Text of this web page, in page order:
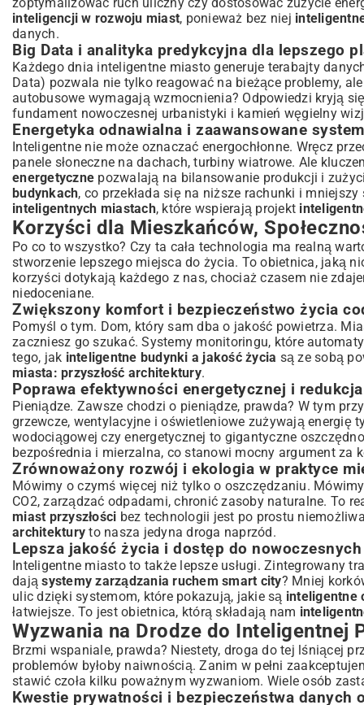
inteligencji w rozwoju miast, ponieważ bez niej
danych.
Big Data i analityka predykcyjna dla lepszego
Każdego dnia inteligentne miasto generuje terabajty
Data) pozwala nie tylko reagować na bieżące problemy,
autobusowe wymagają wzmocnienia? Odpowiedzi kryją
fundament nowoczesnej urbanistyki i kamień węgielny
Energetyka odnawialna i zaawansowane
Inteligentne nie może oznaczać energochłonne. Wręcz
panele słoneczne na dachach, turbiny wiatrowe. Ale
energetyczne pozwalają na bilansowanie produkcji i
budynkach, co przekłada się na niższe rachunki i
inteligentnych miastach, które wspierają projekt
Korzyści dla Mieszkańców,
Po co to wszystko? Czy ta cała technologia ma realną
stworzenie lepszego miejsca do życia. To obietnica, jaką
korzyści dotykają każdego z nas, chociaż czasem nie
niedoceniane.
Zwiększony komfort i bezpieczeństwo życia
Pomyśl o tym. Dom, który sam dba o jakość powietrza.
zaczniesz go szukać. Systemy monitoringu, które
tego, jak inteligentne budynki a jakość życia są ze sobą
miasta: przyszłość architektury.
Poprawa efektywności energetycznej i
Pieniądze. Zawsze chodzi o pieniądze, prawda? W tym
grzewcze, wentylacyjne i oświetleniowe zużywają
wodociągowej czy energetycznej to gigantyczne
bezpośrednia i mierzalna, co stanowi mocny argument za
Zrównoważony rozwój i ekologia w praktyce
Mówimy o czymś więcej niż tylko o oszczędzaniu.
CO2, zarządzać odpadami, chronić zasoby naturalne. To
miast przyszłości bez technologii jest po prostu
architektury to nasza jedyna droga naprzód.
Lepsza jakość życia i dostęp do nowoczesnych
Inteligentne miasto to także lepsze usługi. Zintegrowany
dająsystemy zarządzania ruchem smart city? Mniej
ulic dzięki systemom, które pokazują, jakie są inteligentne
łatwiejsze. To jest obietnica, którą składają nam
Wyzwania na Drodze do Inteligentnej
Brzmi wspaniale, prawda? Niestety, droga do tej lśniącej
problemów byłoby naiwnością. Zanim w pełni
stawić czoła kilku poważnym wyzwaniom. Wiele osób
Kwestie prywatności i bezpieczeństwa danych